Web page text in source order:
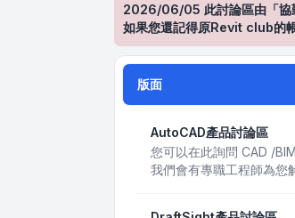
2026/06/05 此討論區由「協
如果您還記得原Revit club的
版面
AutoCAD產品討論區
您可以在此詢問 CAD /
我們會有專職工程師為您